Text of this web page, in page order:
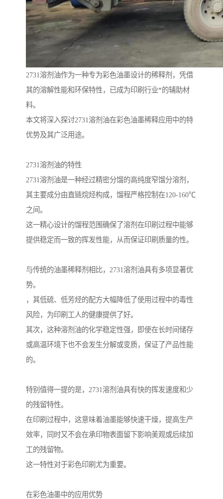
2731溶剂油作为一种专为彩色油墨设计的稀释剂，凭借
其的溶解性能和环保特性，已成为印刷行业*的辅助材
料。
本文将深入探讨2731溶剂油在彩色油墨稀释应用中的特
优势及其广泛用途。
2731溶剂油的特性
2731溶剂油是一种经过精密分馏的高纯度窄馏分溶剂，
其主要成分由直链烷烃构成，馏程严格控制在120-160℃
之间。
这一精心设计的馏程范围确保了溶剂在印刷过程中能够
提供稳定而一致的挥发性能，从而保证印刷质量的性。
与传统的油墨稀释剂相比，2731溶剂油具有多项显著优
势。
，其低硫、低芳烃的配方大幅降低了使用过程中的毒性
风险，为印刷工人的健康提供了好。
其次，这种溶剂油的化学稳定性强，即使在长时间储存
或高温环境下也不会发生分解或变质，保证了产品性能
的。
特别值得一提的是，2731溶剂油具有快的挥发速度和少
的残留特性。
在印刷过程中，这意味着油墨能够快速干燥，提高生产
效率，同时又不会在承印物表面留下影响美观或后续加
工的残留物。
这一特性对于彩色印刷尤为重要。
在彩色油墨中的应用优势